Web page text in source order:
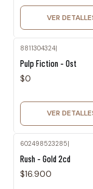
VER
8811304324|
Pulp Fiction - Ost
$0
VER
602498523285
Rush - Gold 2cd
$16.900